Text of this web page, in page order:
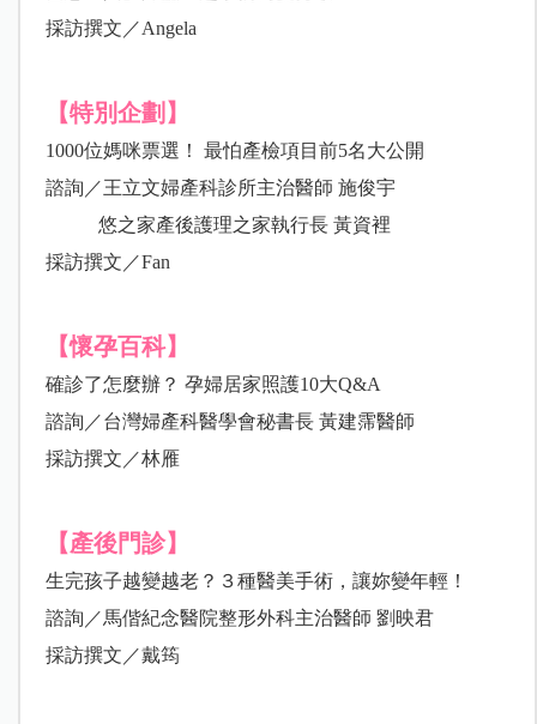
採訪撰文／Angela
【特別企劃】
1000位媽咪票選！ 最怕產檢項目前5名大公開
諮詢／王立文婦產科診所主治醫師 施俊宇
悠之家產後護理之家執行長 黃資裡
採訪撰文／Fan
【懷孕百科】
確診了怎麼辦？ 孕婦居家照護10大Q&A
諮詢／台灣婦產科醫學會秘書長 黃建霈醫師
採訪撰文／林雁
【產後門診】
生完孩子越變越老？３種醫美手術，讓妳變年輕！
諮詢／馬偕紀念醫院整形外科主治醫師 劉映君
採訪撰文／戴筠